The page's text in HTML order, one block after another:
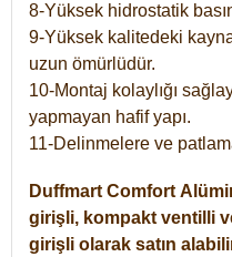
8-Yüksek hidrostatik
9-Yüksek kalitedeki
uzun ömürlüdür.
10-Montaj kolaylığı
yapmayan hafif yapı.
11-Delinmelere ve
Duffmart Comfort
girişli, kompakt ventilli
girişli olarak satın